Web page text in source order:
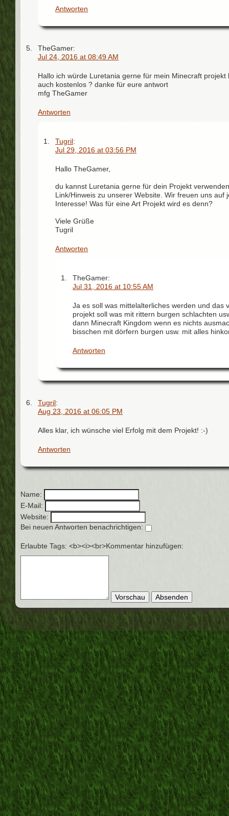
Antworten
TheGamer:
Jul 24, 2016 at 08:49 AM
Hallo ich würde Luretania gerne für mein Minecraft
auch kostenlos ? danke für eure antwort
mfg TheGamer
Antworten
Tugril:
Jul 29, 2016 at 03:56 PM
Hallo TheGamer,
du kannst Luretania gerne für dein Projekt
Link/Hinweis zu unserer Website. Wir freuen uns auf
Interesse! Was für eine Art Projekt wird es denn?
Viele Grüße
Tugril
Antworten
TheGamer:
Jul 31, 2016 at 10:55 AM
Ja es soll was mittelalterliches werden und das
projekt soll was mit rittern burgen schlachten
dann Minecraft Kingdom wenn es nichts
bisschen mit dörfern burgen usw. mit alles
Antworten
Tugril:
Aug 23, 2016 at 06:05 PM
Alles klar, ich wünsche viel Erfolg mit dem Projekt! :-)
Antworten
Name:
E-Mail:
Website:
Bei neuen Antworten benachrichtigen:
Erlaubte Tags: <b><i><br>Kommentar hinzufügen:
Vorschau Absenden